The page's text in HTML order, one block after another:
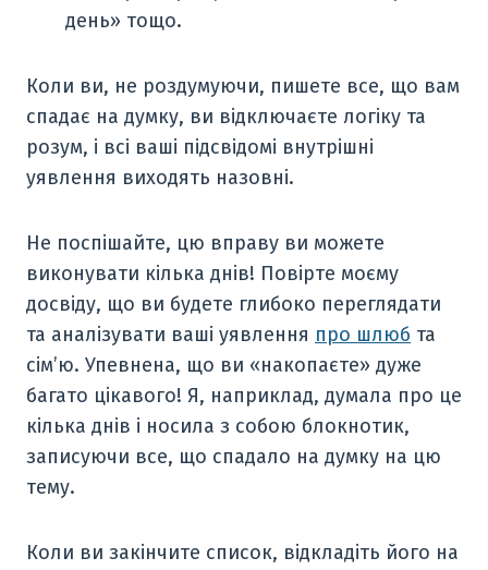
день» тощо.
Коли ви, не роздумуючи, пишете все, що вам
спадає на думку, ви відключаєте логіку та
розум, і всі ваші підсвідомі внутрішні
уявлення виходять назовні.
Не поспішайте, цю вправу ви можете
виконувати кілька днів! Повірте моєму
досвіду, що ви будете глибоко переглядати
та аналізувати ваші уявлення про шлюб та
сім’ю. Упевнена, що ви «накопаєте» дуже
багато цікавого! Я, наприклад, думала про це
кілька днів і носила з собою блокнотик,
записуючи все, що спадало на думку на цю
тему.
Коли ви закінчите список, відкладіть його на